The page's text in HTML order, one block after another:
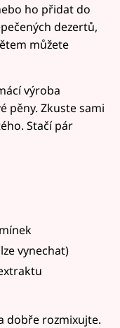
ho přidat do
dezertů,
můžete
výroba
pěny. Zkuste sami
Stačí pár
vynechat)
dobře rozmixujte.